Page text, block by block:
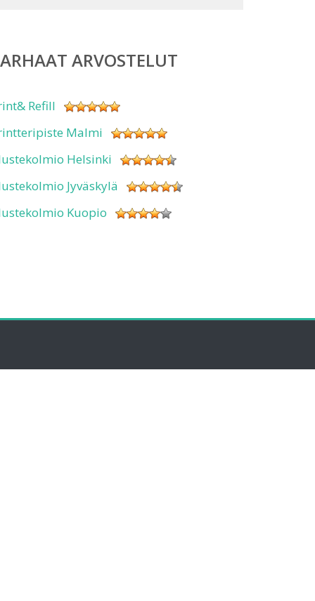
ARVOSTELUT
Refill
Malmi
Helsinki
Jyväskylä
Kuopio